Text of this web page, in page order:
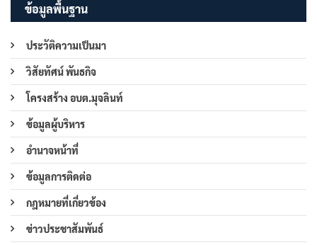
ข้อมูลพื้นฐาน
ประวัติความเป็นมา
วิสัยทัศน์ พันธกิจ
โครงสร้าง อบต.มุจลินท์
ข้อมูลผู้บริหาร
อำนาจหน้าที่
ข้อมูลการติดต่อ
กฎหมายที่เกี่ยวข้อง
ข่าวประชาสัมพันธ์